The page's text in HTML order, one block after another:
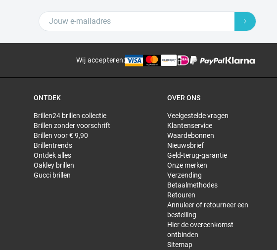
Wij accepteren:
ONTDEK
Brillen24 brillen collectie
Brillen zonder voorschrift
Brillen voor € 9,90
Brillentrends
Ontdek alles
Oakley brillen
Gucci brillen
OVER ONS
Veelgestelde vragen
Klantenservice
Waardebonnen
Nieuwsbrief
Geld-terug-garantie
Onze merken
Verzending
Betaalmethodes
Retouren
Annuleer of retourneer een
bestelling
Hier de overeenkomst
ontbinden
Sitemap